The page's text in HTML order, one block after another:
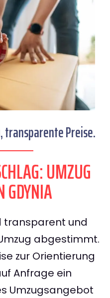
transparente Preise.
UMZUG
GDYNIA
transparent und
abgestimmt.
zur Orientierung
Anfrage ein
Umzugsangebot